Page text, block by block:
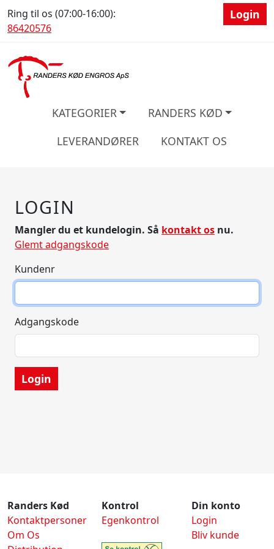
Ring til os (07:00-16:00):
86420576
Login
KATEGORIER
RANDERS KØD
LEVERANDØRER
KONTAKT OS
LOGIN
Mangler du et kundelogin. Så kontakt os nu.
Glemt adgangskode
Kundenr
Adgangskode
Login
Randers Kød
Kontaktpersoner
Om Os
Kontrol
Egenkontrol
Din konto
Login
Bliv kunde